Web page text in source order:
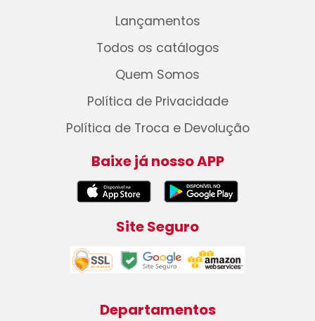
Lançamentos
Todos os catálogos
Quem Somos
Política de Privacidade
Política de Troca e Devolução
Baixe já nosso APP
Site Seguro
Departamentos